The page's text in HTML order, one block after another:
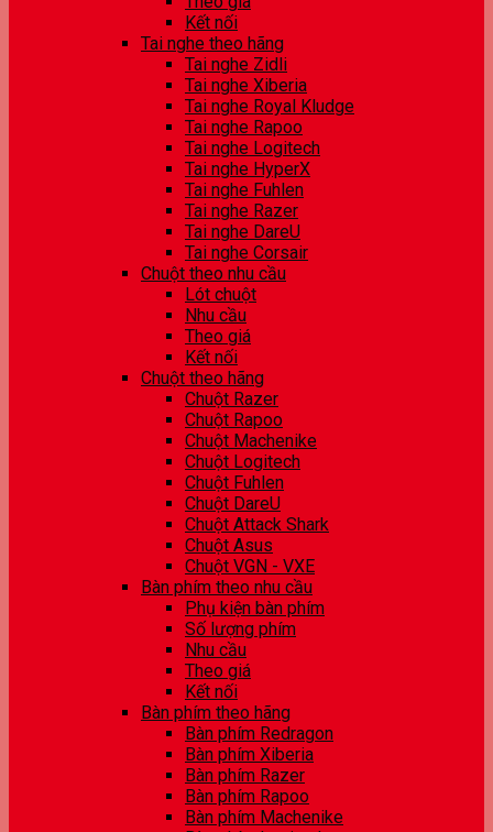
Kết nối
Tai nghe theo hãng
Tai nghe Zidli
Tai nghe Xiberia
Tai nghe Royal Kludge
Tai nghe Rapoo
Tai nghe Logitech
Tai nghe HyperX
Tai nghe Fuhlen
Tai nghe Razer
Tai nghe DareU
Tai nghe Corsair
Chuột theo nhu cầu
Lót chuột
Nhu cầu
Theo giá
Kết nối
Chuột theo hãng
Chuột Razer
Chuột Rapoo
Chuột Machenike
Chuột Logitech
Chuột Fuhlen
Chuột DareU
Chuột Attack Shark
Chuột Asus
Chuột VGN - VXE
Bàn phím theo nhu cầu
Phụ kiện bàn phím
Số lượng phím
Nhu cầu
Theo giá
Kết nối
Bàn phím theo hãng
Bàn phím Redragon
Bàn phím Xiberia
Bàn phím Razer
Bàn phím Rapoo
Bàn phím Machenike